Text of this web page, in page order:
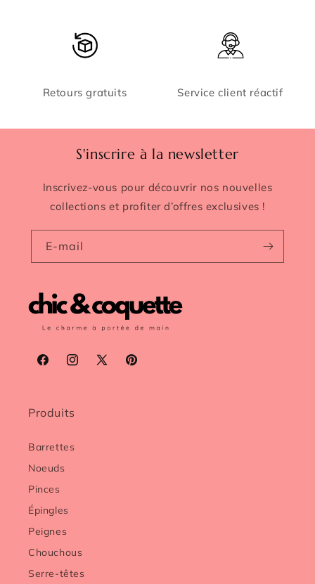
Retours gratuits Service client réactif
S'inscrire à la newsletter
Inscrivez-vous pour découvrir nos nouvelles
collections et profiter d’offres exclusives !
E-mail
FacebookInstagram
X
Pinterest
Produits
Barrettes
Noeuds
Pinces
Épingles
Peignes
Chouchous
Serre-têtes